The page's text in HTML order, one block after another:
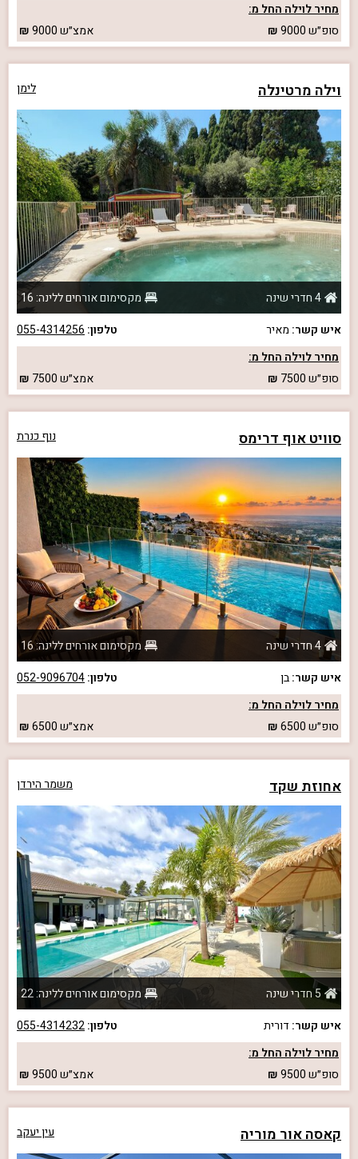
מחיר לוילה החל מ:
סופ״ש9000 אמצ״ש9000
וילה מרטינלה לימן
4 חדרי שינה
מקסימום אורחים ללינה: 16
איש קשר: מאיר טלפון: 055-4314256
מחיר לוילה החל מ:
סופ״ש7500 אמצ״ש7500
סוויט אוף דרימס נוף כנרת
4 חדרי שינה
מקסימום אורחים ללינה: 16
איש קשר:בן טלפון:052-9096704
מחיר לוילה החל מ:
סופ״ש6500 אמצ״ש6500
אחוזת שקד משמר הירדן
5 חדרי שינה
מקסימום אורחים ללינה: 22
איש קשר: דורית טלפון:055-4314232
מחיר לוילה החל מ:
סופ״ש9500 אמצ״ש9500
קאסה אור מוריה עין יעקב